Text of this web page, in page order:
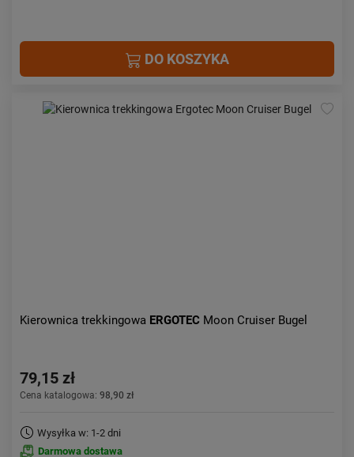
DO KOSZYKA
Kierownica trekkingowa ERGOTEC Moon Cruiser Bugel
79,15 zł
Cena katalogowa: 98,90 zł
Wysyłka w: 1-2 dni
Darmowa dostawa